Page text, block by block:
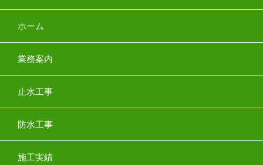
ホーム
業務案内
止水工事
防水工事
施工実績